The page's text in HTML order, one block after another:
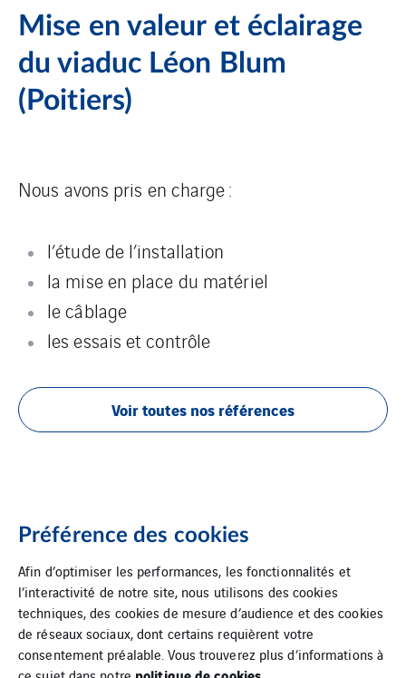
Mise en valeur et éclairage
du viaduc Léon Blum
(Poitiers)
Nous avons pris en charge :
l’étude de l’installation
la mise en place du matériel
le câblage
les essais et contrôle
Voir toutes nos références
Eclairage public, Mise en valeur
Préférence des cookies
Afin d’optimiser les performances, les fonctionnalités et
l’interactivité de notre site, nous utilisons des cookies
techniques, des cookies de mesure d’audience et des cookies
de réseaux sociaux, dont certains requièrent votre
consentement préalable. Vous trouverez plus d’informations à